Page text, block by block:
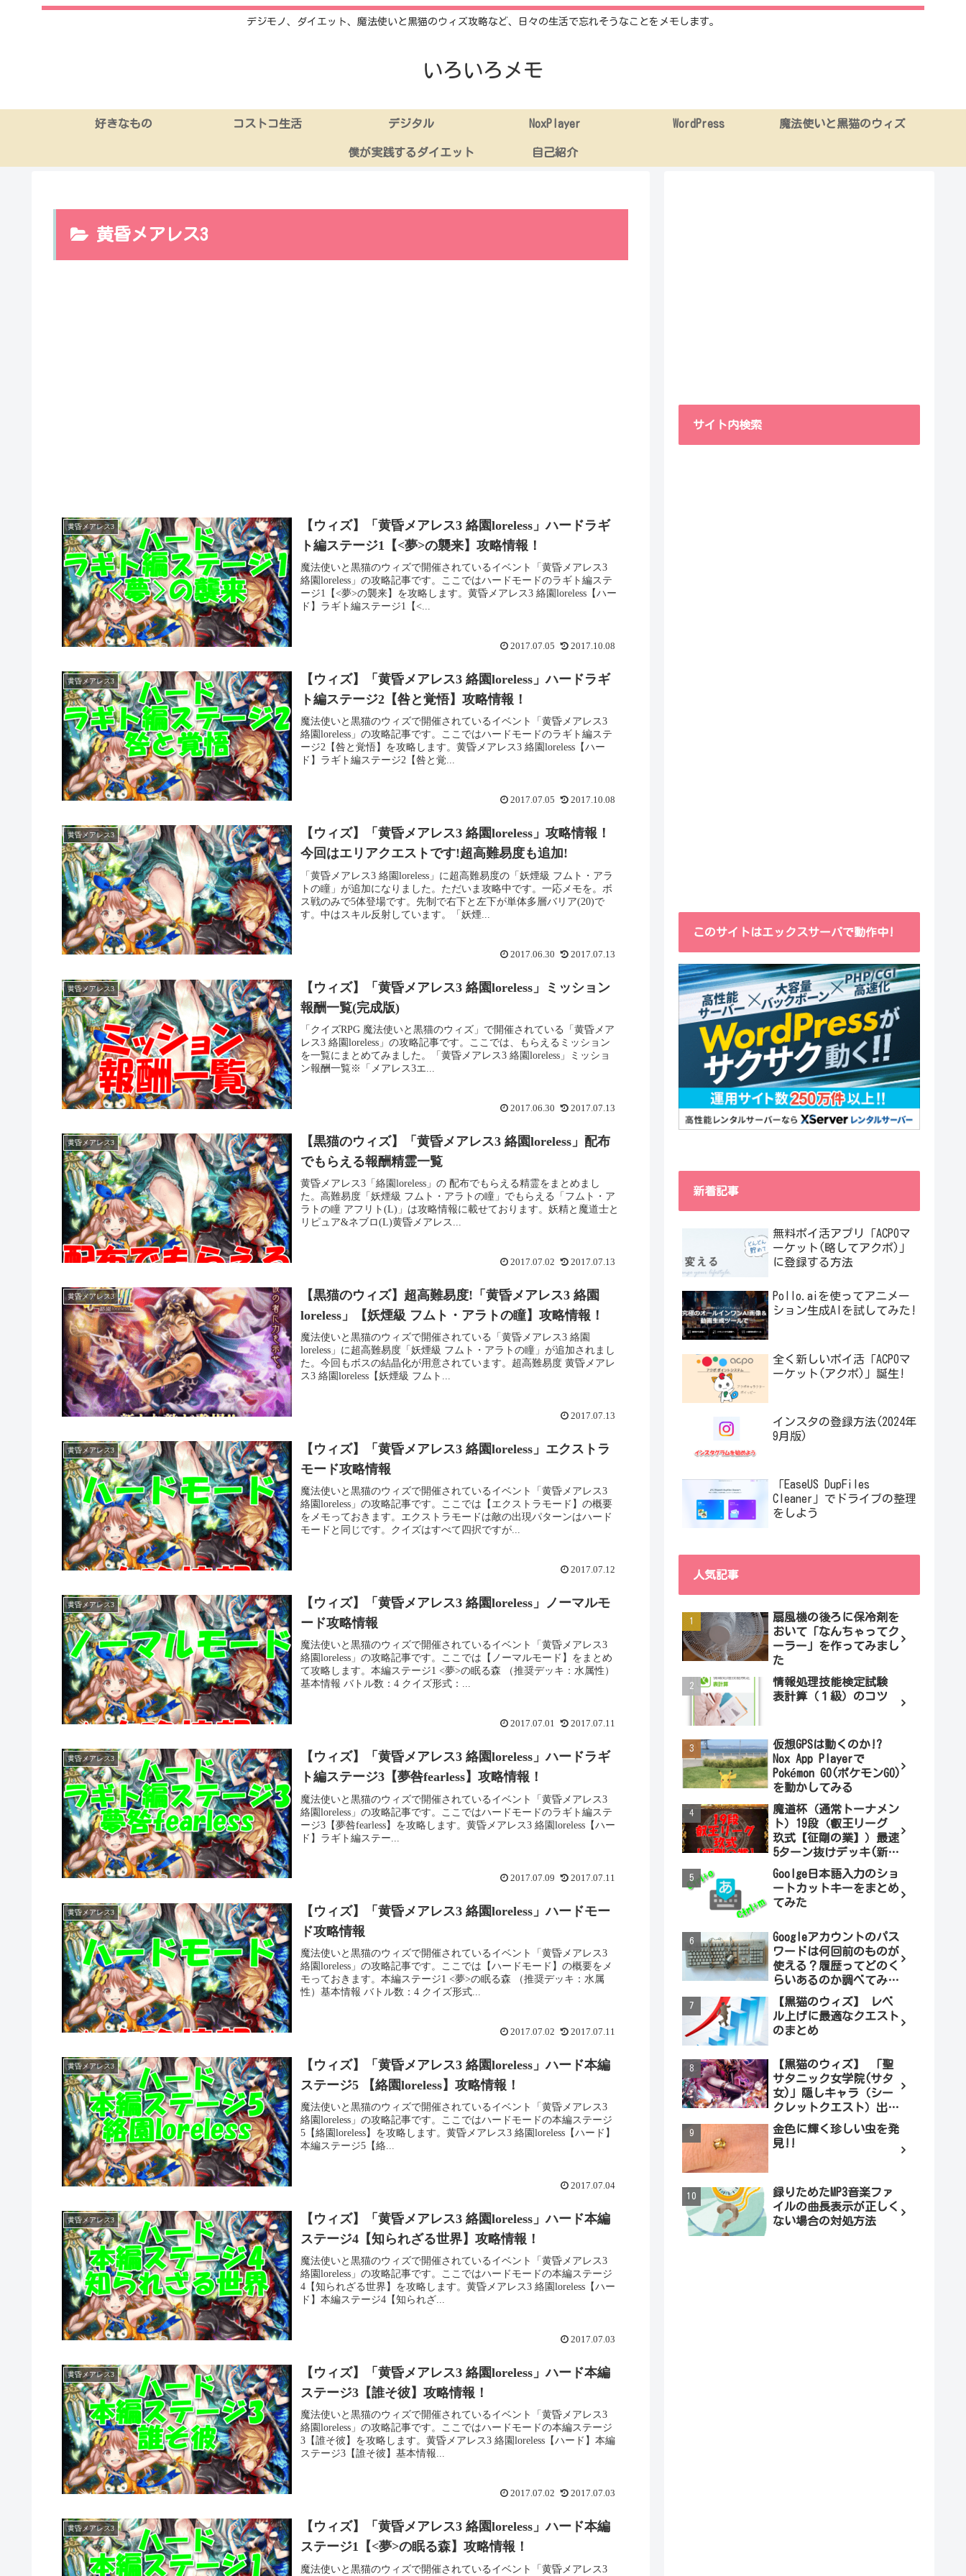
デジモノ、ダイエット、魔法使いと黒猫のウィズ攻略など、日々の生活で忘れそうなことをメモします。
いろいろメモ
好きなもの コストコ生活 デジタル NoxPlayer WordPress 魔法使いと黒猫のウィズ
僕が実践するダイエット 自己紹介
黄昏メアレス3
黄昏メアレス3
【ウィズ】「黄昏メアレス3 絡園loreless」ハードラギ
ト編ステージ1【<夢>の襲来】攻略情報！
魔法使いと黒猫のウィズで開催されているイベント「黄昏メアレス3
絡園loreless」の攻略記事です。ここではハードモードのラギト編ステ
ージ1【<夢>の襲来】を攻略します。黄昏メアレス3 絡園loreless【ハー
ド】ラギト編ステージ1【<...
2017.07.05 2017.10.08
黄昏メアレス3
【ウィズ】「黄昏メアレス3 絡園loreless」ハードラギ
ト編ステージ2【咎と覚悟】攻略情報！
魔法使いと黒猫のウィズで開催されているイベント「黄昏メアレス3
絡園loreless」の攻略記事です。ここではハードモードのラギト編ステ
ージ2【咎と覚悟】を攻略します。黄昏メアレス3 絡園loreless【ハー
ド】ラギト編ステージ2【咎と覚...
2017.07.05 2017.10.08
黄昏メアレス3
【ウィズ】「黄昏メアレス3 絡園loreless」攻略情報！
今回はエリアクエストです!超高難易度も追加!
「黄昏メアレス3 絡園loreless」に超高難易度の「妖煙級 フムト・アラ
トの瞳」が追加になりました。ただいま攻略中です。一応メモを。ボ
ス戦のみで5体登場です。先制で右下と左下が単体多層バリア(20)で
す。中はスキル反射しています。「妖煙...
2017.06.30 2017.07.13
黄昏メアレス3
【ウィズ】「黄昏メアレス3 絡園loreless」ミッション
報酬一覧(完成版)
「クイズRPG 魔法使いと黒猫のウィズ」で開催されている「黄昏メア
レス3 絡園loreless」の攻略記事です。ここでは、もらえるミッション
を一覧にまとめてみました。「黄昏メアレス3 絡園loreless」ミッショ
ン報酬一覧※「メアレス3エ...
2017.06.30 2017.07.13
黄昏メアレス3
【黒猫のウィズ】「黄昏メアレス3 絡園loreless」配布
でもらえる報酬精霊一覧
黄昏メアレス3「絡園loreless」の 配布でもらえる精霊をまとめまし
た。高難易度「妖煙級 フムト・アラトの瞳」でもらえる「フムト・ア
ラトの瞳 アフリト(L)」は攻略情報に載せております。妖精と魔道士と
リピュア&ネブロ(L)黄昏メアレス...
2017.07.02 2017.07.13
黄昏メアレス3
【黒猫のウィズ】超高難易度!「黄昏メアレス3 絡園
loreless」【妖煙級 フムト・アラトの瞳】攻略情報！
魔法使いと黒猫のウィズで開催されている「黄昏メアレス3 絡園
loreless」に超高難易度「妖煙級 フムト・アラトの瞳」が追加されまし
た。今回もボスの結晶化が用意されています。超高難易度 黄昏メアレ
ス3 絡園loreless【妖煙級 フムト...
2017.07.13
黄昏メアレス3
【ウィズ】「黄昏メアレス3 絡園loreless」エクストラ
モード攻略情報
魔法使いと黒猫のウィズで開催されているイベント「黄昏メアレス3
絡園loreless」の攻略記事です。ここでは【エクストラモード】の概要
をメモっておきます。エクストラモードは敵の出現パターンはハード
モードと同じです。クイズはすべて四択ですが...
2017.07.12
黄昏メアレス3
【ウィズ】「黄昏メアレス3 絡園loreless」ノーマルモ
ード攻略情報
魔法使いと黒猫のウィズで開催されているイベント「黄昏メアレス3
絡園loreless」の攻略記事です。ここでは【ノーマルモード】をまとめ
て攻略します。本編ステージ1 <夢>の眠る森 （推奨デッキ：水属性）
基本情報 バトル数：4 クイズ形式：...
2017.07.01 2017.07.11
黄昏メアレス3
【ウィズ】「黄昏メアレス3 絡園loreless」ハードラギ
ト編ステージ3【夢咎fearless】攻略情報！
魔法使いと黒猫のウィズで開催されているイベント「黄昏メアレス3
絡園loreless」の攻略記事です。ここではハードモードのラギト編ステ
ージ3【夢咎fearless】を攻略します。黄昏メアレス3 絡園loreless【ハー
ド】ラギト編ステー...
2017.07.09 2017.07.11
黄昏メアレス3
【ウィズ】「黄昏メアレス3 絡園loreless」ハードモー
ド攻略情報
魔法使いと黒猫のウィズで開催されているイベント「黄昏メアレス3
絡園loreless」の攻略記事です。ここでは【ハードモード】の概要をメ
モっておきます。本編ステージ1 <夢>の眠る森 （推奨デッキ：水属
性）基本情報 バトル数：4 クイズ形式...
2017.07.02 2017.07.11
黄昏メアレス3
【ウィズ】「黄昏メアレス3 絡園loreless」ハード本編
ステージ5 【絡園loreless】攻略情報！
魔法使いと黒猫のウィズで開催されているイベント「黄昏メアレス3
絡園loreless」の攻略記事です。ここではハードモードの本編ステージ
5【絡園loreless】を攻略します。黄昏メアレス3 絡園loreless【ハード】
本編ステージ5【絡...
2017.07.04
黄昏メアレス3
【ウィズ】「黄昏メアレス3 絡園loreless」ハード本編
ステージ4【知られざる世界】攻略情報！
魔法使いと黒猫のウィズで開催されているイベント「黄昏メアレス3
絡園loreless」の攻略記事です。ここではハードモードの本編ステージ
4【知られざる世界】を攻略します。黄昏メアレス3 絡園loreless【ハー
ド】本編ステージ4【知られざ...
2017.07.03
黄昏メアレス3
【ウィズ】「黄昏メアレス3 絡園loreless」ハード本編
ステージ3【誰そ彼】攻略情報！
魔法使いと黒猫のウィズで開催されているイベント「黄昏メアレス3
絡園loreless」の攻略記事です。ここではハードモードの本編ステージ
3【誰そ彼】を攻略します。黄昏メアレス3 絡園loreless【ハード】本編
ステージ3【誰そ彼】基本情報...
2017.07.02 2017.07.03
黄昏メアレス3
【ウィズ】「黄昏メアレス3 絡園loreless」ハード本編
ステージ1【<夢>の眠る森】攻略情報！
魔法使いと黒猫のウィズで開催されているイベント「黄昏メアレス3
サイト内検索
このサイトはエックスサーバで動作中!
新着記事
無料ポイ活アプリ「ACPOマ
ーケット(略してアクポ)」
に登録する方法
Pollo.aiを使ってアニメー
ション生成AIを試してみた!
全く新しいポイ活「ACPOマ
ーケット(アクポ)」誕生!
インスタの登録方法(2024年
9月版)
「EaseUS DupFiles
Cleaner」でドライブの整理
をしよう
人気記事
扇風機の後ろに保冷剤を
おいて「なんちゃってク
ーラー」を作ってみまし
た
情報処理技能検定試験
表計算（１級）のコツ
仮想GPSは動くのか!?
Nox App Playerで
Pokémon GO(ポケモンGO)
を動かしてみる
魔道杯（通常トーナメン
ト）19段（叡王リーグ
玖式【征剛の業】）最速
5ターン抜けデッキ(新パ
ターン)!
Goolge日本語入力のショ
ートカットキーをまとめ
てみた
Googleアカウントのパス
ワードは何回前のものが
使える？履歴ってどのく
らいあるのか調べてみま
した。
【黒猫のウィズ】 レベ
ル上げに最適なクエスト
のまとめ
【黒猫のウィズ】 「聖
サタニック女学院(サタ
女)」隠しキャラ（シー
クレットクエスト）出現
条件とは（ノーマル編）
金色に輝く珍しい虫を発
見!!
録りためたMP3音楽ファ
イルの曲長表示が正しく
ない場合の対処方法